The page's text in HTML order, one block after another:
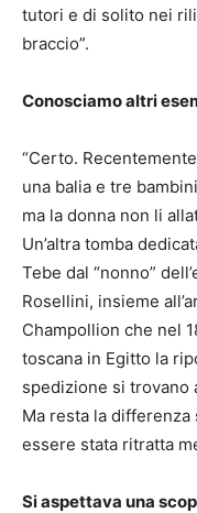
tutori e di solito nei
braccio”.
Conosciamo altri
“Certo.
una balia e tre
ma la donna non li
Un’altra tomba
Tebe dal “nonno”
Rosellini, insieme
Champollion che nel
toscana in Egitto la
spedizione si trovano
Ma resta la differenza
essere stata ritratta
Si aspettava una